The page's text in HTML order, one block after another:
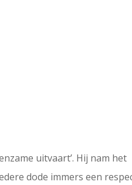
uitvaart’. Hij nam het
dode immers een